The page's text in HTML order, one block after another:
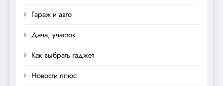
Гараж и авто
Дача, участок
Как выбрать гаджет
Новости плюс